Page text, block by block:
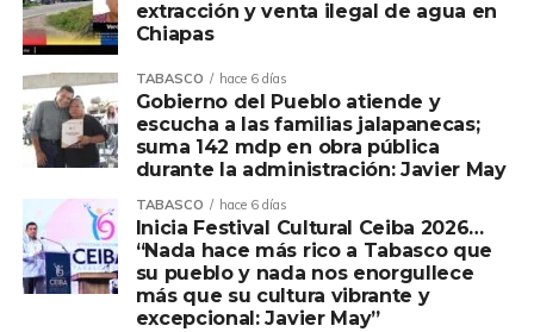
extracción y venta ilegal de agua en
Chiapas
TABASCO hace 6 días
Gobierno del Pueblo atiende y
escucha a las familias jalapanecas;
suma 142 mdp en obra pública
durante la administración: Javier May
TABASCO hace 6 días
Inicia Festival Cultural Ceiba 2026…
“Nada hace más rico a Tabasco que
su pueblo y nada nos enorgullece
más que su cultura vibrante y
excepcional: Javier May”